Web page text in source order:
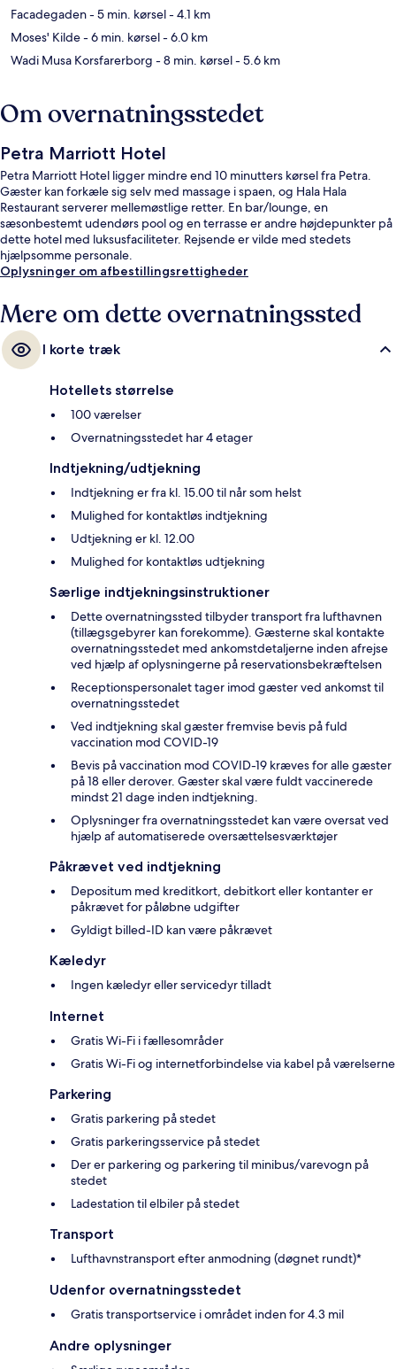
Facadegaden- 5 min. kørsel- 4.1 km
Moses' Kilde- 6 min. kørsel- 6.0 km
Wadi Musa Korsfarerborg - 8 min. kørsel- 5.6 km
Om overnatningsstedet
Petra Marriott Hotel
Petra Marriott Hotel ligger mindre end 10 minutters kørsel fra Petra.
Gæster kan forkæle sig selv med massage i spaen, og Hala Hala
Restaurant serverer mellemøstlige retter. En bar/lounge, en
sæsonbestemt udendørs pool og en terrasse er andre højdepunkter på
dette hotel med luksusfaciliteter. Rejsende er vilde med stedets
hjælpsomme personale.
Oplysninger om afbestillingsrettigheder
Mere om dette overnatningssted
I korte træk
Hotellets størrelse
100 værelser
Overnatningsstedet har 4 etager
Indtjekning/udtjekning
Indtjekning er fra kl. 15.00 til når som helst
Mulighed for kontaktløs indtjekning
Udtjekning er kl. 12.00
Mulighed for kontaktløs udtjekning
Særlige indtjekningsinstruktioner
Dette overnatningssted tilbyder transport fra lufthavnen
(tillægsgebyrer kan forekomme). Gæsterne skal kontakte
overnatningsstedet med ankomstdetaljerne inden afrejse
ved hjælp af oplysningerne på reservationsbekræftelsen
Receptionspersonalet tager imod gæster ved ankomst til
overnatningsstedet
Ved indtjekning skal gæster fremvise bevis på fuld
vaccination mod COVID-19
Bevis på vaccination mod COVID-19 kræves for alle gæster
på 18 eller derover. Gæster skal være fuldt vaccinerede
mindst 21 dage inden indtjekning.
Oplysninger fra overnatningsstedet kan være oversat ved
hjælp af automatiserede oversættelsesværktøjer
Påkrævet ved indtjekning
Depositum med kreditkort, debitkort eller kontanter er
påkrævet for påløbne udgifter
Gyldigt billed-ID kan være påkrævet
Kæledyr
Ingen kæledyr eller servicedyr tilladt
Internet
Gratis Wi-Fi i fællesområder
Gratis Wi-Fi og internetforbindelse via kabel på værelserne
Parkering
Gratis parkering på stedet
Gratis parkeringsservice på stedet
Der er parkering og parkering til minibus/varevogn på
stedet
Ladestation til elbiler på stedet
Transport
Lufthavnstransport efter anmodning (døgnet rundt)*
Udenfor overnatningsstedet
Gratis transportservice i området inden for 4.3 mil
Andre oplysninger